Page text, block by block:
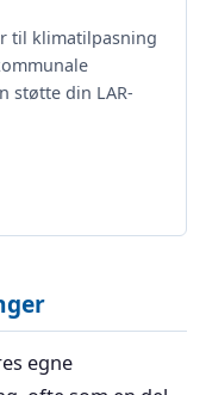
til klimatilpasning
støtte din LAR-
egne